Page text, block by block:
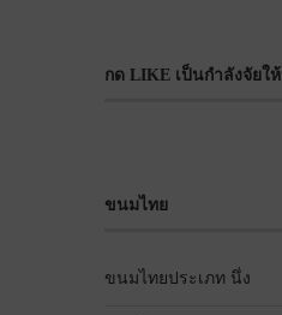
กด LIKE เป็นกำลังจัย
ขนมไทย
ขนมไทยประเภท นึ่ง